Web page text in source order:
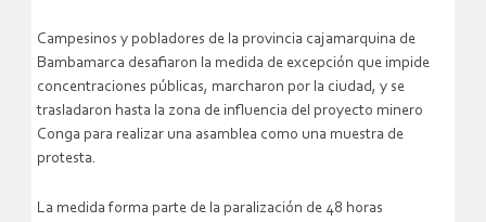
Campesinos y pobladores de la provincia cajamarquina de
Bambamarca desafiaron la medida de excepción que impide
concentraciones públicas, marcharon por la ciudad, y se
trasladaron hasta la zona de influencia del proyecto minero
Conga para realizar una asamblea como una muestra de
protesta.
La medida forma parte de la paralización de 48 horas